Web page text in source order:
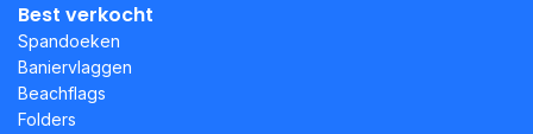
Best verkocht
Spandoeken
Baniervlaggen
Beachflags
Folders